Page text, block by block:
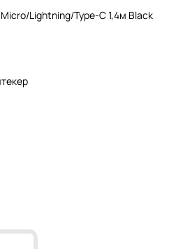
Micro/Lightning/Type-C 1,4м Black